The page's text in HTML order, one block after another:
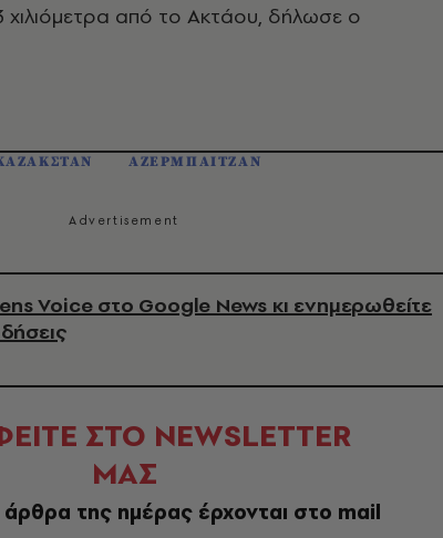
χιλιόμετρα από το Ακτάου, δήλωσε ο
ΑΖΕΡΜΠΑΙΤΖΑΝ
Voice στο Google News κι ενημερωθείτε
ΣΤΟ NEWSLETTER
ΜΑΣ
της ημέρας έρχονται στο mail